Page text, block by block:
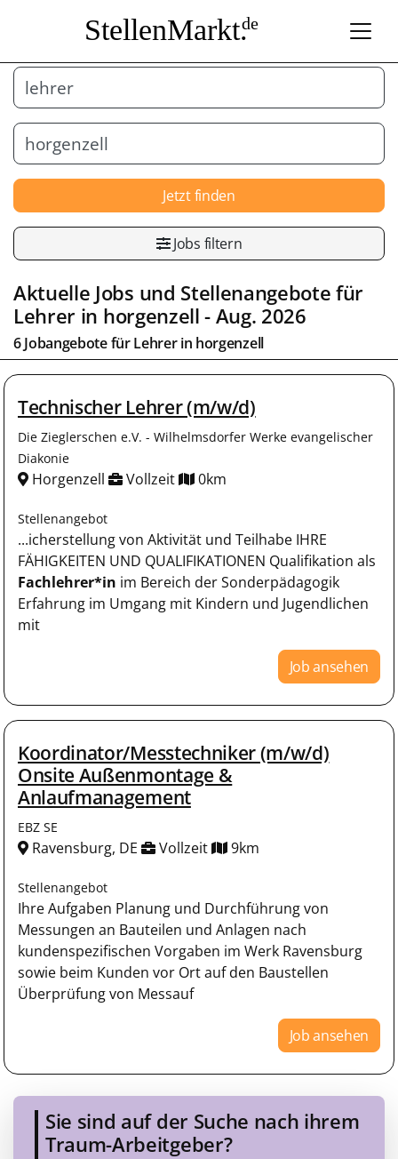
StellenMarkt.de
Jetzt finden
Jobs filtern
Aktuelle Jobs und Stellenangebote für
Lehrer in horgenzell- Aug. 2026
6 Jobangebote fürLehrerin horgenzell
Technischer Lehrer (m/w/d)
Die Zieglerschen e.V. - Wilhelmsdorfer Werke evangelischer
Diakonie
Horgenzell Vollzeit 0km
Stellenangebot
...icherstellung von Aktivität und Teilhabe IHRE
FÄHIGKEITEN UND QUALIFIKATIONEN Qualifikation als
Fachlehrer*in im Bereich der Sonderpädagogik
Erfahrung im Umgang mit Kindern und Jugendlichen
mit
Job ansehen
Koordinator/Messtechniker (m/w/d)
Onsite Außenmontage &
Anlaufmanagement
EBZ SE
Ravensburg, DE Vollzeit 9km
Stellenangebot
Ihre Aufgaben Planung und Durchführung von
Messungen an Bauteilen und Anlagen nach
kundenspezifischen Vorgaben im Werk Ravensburg
sowie beim Kunden vor Ort auf den Baustellen
Überprüfung von Messauf
Job ansehen
Sie sind auf der Suche nach ihrem
Traum-Arbeitgeber?